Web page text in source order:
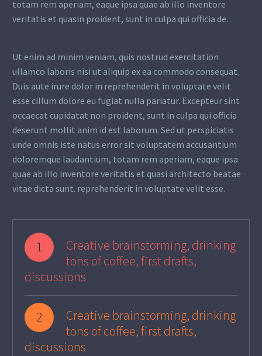
totam rem aperiam, eaque ipsa quae ab illo inventore
veritatis et quasin proident, sunt in culpa qui officia de.
Ut enim ad minim veniam, quis nostrud exercitation
ullamco laboris nisi ut aliquip ex ea commodo consequat.
Duis aute irure dolor in reprehenderit in voluptate velit
esse cillum dolore eu fugiat nulla pariatur. Excepteur sint
occaecat cupidatat non proident, sunt in culpa qui officia
deserunt mollit anim id est laborum. Sed ut perspiciatis
unde omnis iste natus error sit voluptatem accusantium
doloremque laudantium, totam rem aperiam, eaque ipsa
quae ab illo inventore veritatis et quasi architecto beatae
vitae dicta sunt. reprehenderit in voluptate velit esse.
1
Creative brainstorming, drinking
tons of coffee, first drafts,
discussions
2
Creative brainstorming, drinking
tons of coffee, first drafts,
discussions